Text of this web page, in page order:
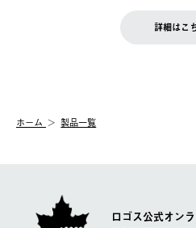
【配送業者】
佐川急便にて配送されます。
お客様都合の返品にかかる送料は
一度お手元の商品を返品いただき
LOGOS FAMILY会員の方は、会
詳細はこ
ホーム 製品一覧
ロゴス公式オン